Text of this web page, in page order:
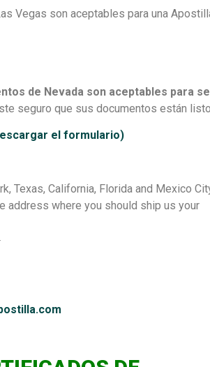
Vegas son aceptables para una
de Nevada son aceptables para
seguro que sus documentos están
el formulario)
Texas, California, Florida and Mexico
address where you should ship us your